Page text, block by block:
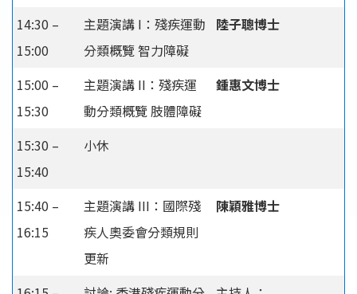
14:30 –
15:00
主題演講 I：殘疾運動
分類概覽 智力障礙
陸子聰博士
15:00 –
15:30
主題演講 II：殘疾運
動分類概覽 肢體障礙
鍾惠文博士
15:30 –
15:40
小休
15:40 –
16:15
主題演講 III：國際殘
疾人奧委會分類規則
更新
陳穎雅博士